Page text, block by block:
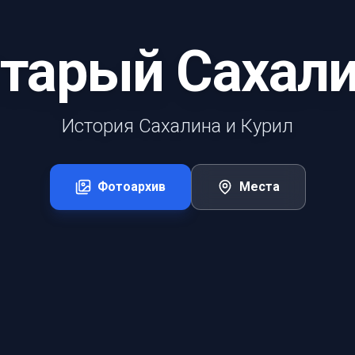
История Сахалина и Курил
Фотоархив Места